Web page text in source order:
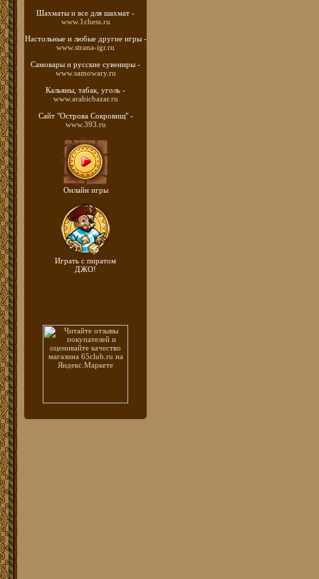
Шахматы и все для шахмат -
www.1chess.ru
Настольные и любые другие игры -
www.strana-igr.ru
Самовары и русские сувениры -
www.samowary.ru
Кальяны, табак, уголь -
www.arabicbazar.ru
Сайт "Острова Сокровищ" -
www.393.ru
Онлайн игры
Играть с пиратом
ДЖО!